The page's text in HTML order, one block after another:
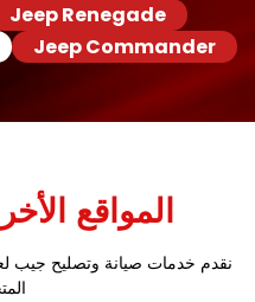
Jeep Renegade
Jeep Commander
المواقع
نقدم خدمات صيانة وتصليح جيب